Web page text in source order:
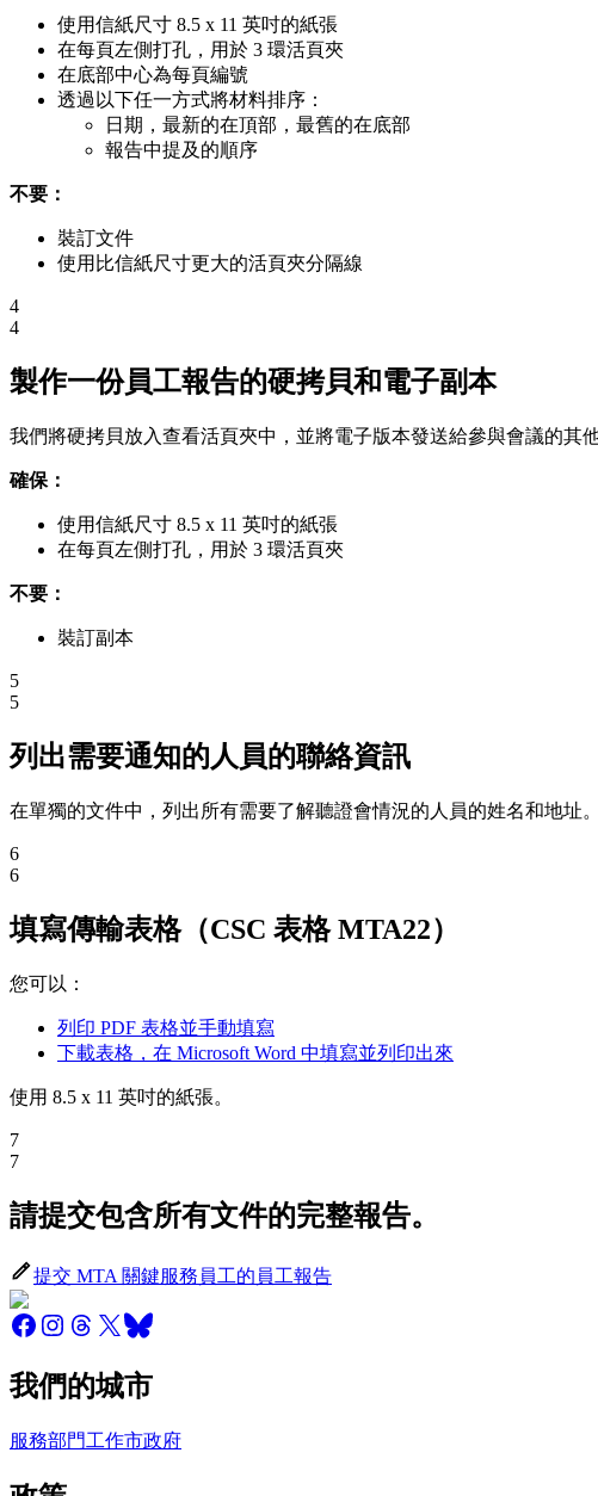
使用信紙尺寸 8.5 x 11 英吋的紙張
在每頁左側打孔，用於 3 環活頁夾
在底部中心為每頁編號
透過以下任一方式將材料排序：
日期，最新的在頂部，最舊的在底部
報告中提及的順序
不要：
裝訂文件
使用比信紙尺寸更大的活頁夾分隔線
4
4
製作一份員工報告的硬拷貝和電子副本
我們將硬拷貝放入查看活頁夾中，並將電子版本發送給參與會議的其
確保：
使用信紙尺寸 8.5 x 11 英吋的紙張
在每頁左側打孔，用於 3 環活頁夾
不要：
裝訂副本
5
5
列出需要通知的人員的聯絡資訊
在單獨的文件中，列出所有需要了解聽證會情況的人員的姓名和地址
6
6
填寫傳輸表格（CSC 表格 MTA22）
您可以：
列印 PDF 表格並手動填寫
下載表格，在 Microsoft Word 中填寫並列印出來
使用 8.5 x 11 英吋的紙張。
7
7
請提交包含所有文件的完整報告。
提交 MTA 關鍵服務員工的員工報告
我們的城市
服務部門工作市政府